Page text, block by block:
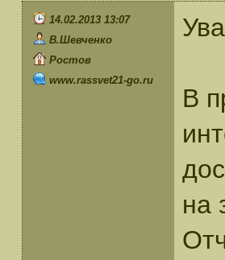
14.02.2013 13:07
В.Шевченко
Ростов
www.rassvet21-go.ru
В
на